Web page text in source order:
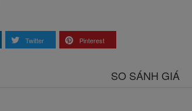
Twitter Pinterest
SO SÁNH GIÁ